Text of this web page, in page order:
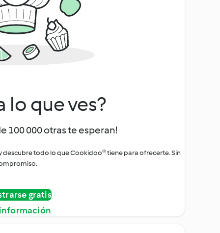
lo que ves?
100 000 otras te esperan!
descubre todo lo que Cookidoo® tiene para ofrecerte. Sin
gratis